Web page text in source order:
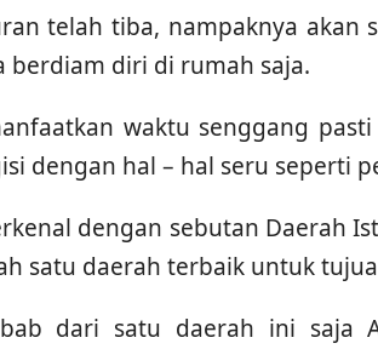
telah tiba, nampaknya akan
berdiam diri di rumah saja.
waktu senggang
dengan hal – hal seru seperti
dengan sebutan Daerah
satu daerah terbaik untuk
dari satu daerah ini saja